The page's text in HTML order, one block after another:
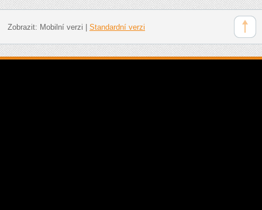
Zobrazit: Mobilní verzi Standardní verzi